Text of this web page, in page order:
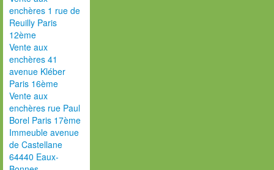
enchères 1 rue de
Reuilly Paris
12ème
Vente aux
enchères 41
avenue Kléber
Paris 16ème
Vente aux
enchères rue Paul
Borel Paris 17ème
Immeuble avenue
de Castellane
64440 Eaux-